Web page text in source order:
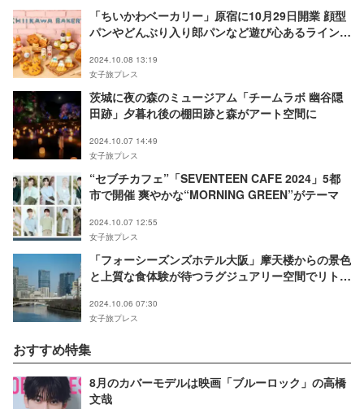
「ちいかわベーカリー」原宿に10月29日開業 顔型
パンやどんぶり入り郎パンなど遊び心あるラインナ
2024.10.08 13:19
女子旅プレス
茨城に夜の森のミュージアム「チームラボ 幽谷隠
田跡」夕暮れ後の棚田跡と森がアート空間に
2024.10.07 14:49
女子旅プレス
“セブチカフェ”「SEVENTEEN CAFE 2024」5都
市で開催 爽やかな“MORNING GREEN”がテーマ
2024.10.07 12:55
女子旅プレス
「フォーシーズンズホテル大阪」摩天楼からの景色
と上質な食体験が待つラグジュアリー空間でリトリ
2024.10.06 07:30
女子旅プレス
おすすめ特集
8月のカバーモデルは映画「ブルーロック」の高橋
文哉